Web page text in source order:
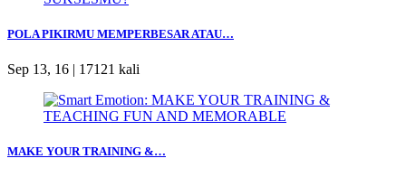
POLA PIKIRMU MEMPERBESAR ATAU…
Sep 13, 16 | 17121 kali
MAKE YOUR TRAINING &…